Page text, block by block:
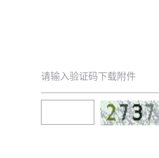
请输入验证码下载附件